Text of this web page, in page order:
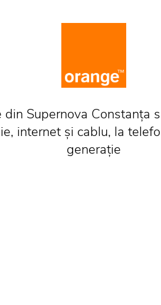
Supernova Constanța
internet și cablu, la
generație
DO YOU SPEAK ENGLISH?
have discovered your